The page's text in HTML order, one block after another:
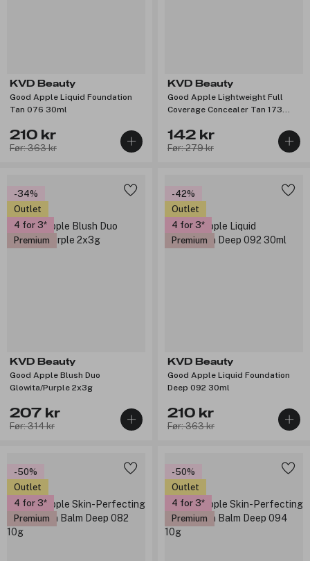
KVD Beauty
Good Apple Liquid Foundation
Tan 076 30ml
210 kr
Før: 363 kr
KVD Beauty
Good Apple Lightweight Full
Coverage Concealer Tan 173
142 kr
Før: 279 kr
-34%
Outlet
4 for 3
Premium
KVD Beauty
Good Apple Blush Duo
Glowita/Purple 2x3g
207 kr
Før: 314 kr
-42%
Outlet
4 for 3
Premium
KVD Beauty
Good Apple Liquid Foundation
Deep 092 30ml
210 kr
Før: 363 kr
-50%
Outlet
4 for 3
Premium
-50%
Outlet
4 for 3
Premium